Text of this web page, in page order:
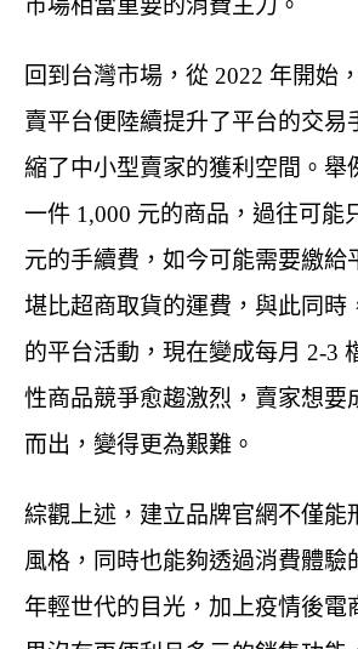
市場相當重要的消費主力。
回到台灣市場，從 2022 年開始
賣平台便陸續提升了平台的交易
縮了中小型賣家的獲利空間。舉
一件 1,000 元的商品，過往可能
元的手續費，如今可能需要繳給
堪比超商取貨的運費，與此同時
的平台活動，現在變成每月 2-3
性商品競爭愈趨激烈，賣家想要
而出，變得更為艱難。
綜觀上述，建立品牌官網不僅能
風格，同時也能夠透過消費體驗
年輕世代的目光，加上疫情後電